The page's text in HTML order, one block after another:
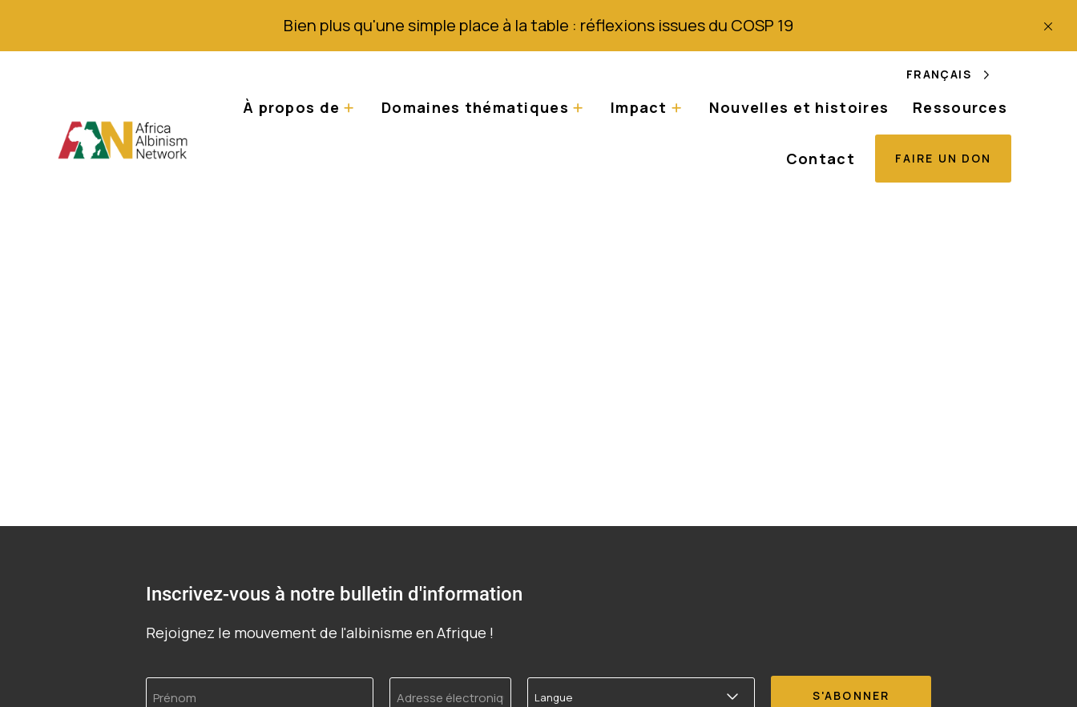
Bien plus qu'une simple place à la table : réflexions issues du COSP 19
FRANÇAIS
À propos de Domaines thématiques Impact Nouvelles et histoires Ressources
Contact FAIRE UN DON
Inscrivez-vous à notre bulletin d'information
Rejoignez le mouvement de l'albinisme en Afrique !
Prénom
Adresse
électronique
Langue